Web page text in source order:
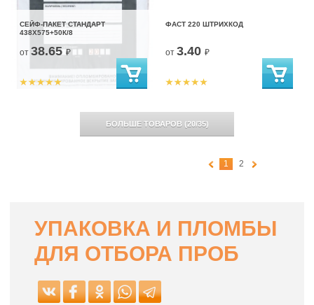
СЕЙФ-ПАКЕТ СТАНДАРТ
438Х575+50К/8
от 38.65 ₽
ФАСТ 220 ШТРИХКОД
от 3.40 ₽
БОЛЬШЕ ТОВАРОВ(20/35)
1 2
УПАКОВКА И ПЛОМБЫ
ДЛЯ ОТБОРА ПРОБ